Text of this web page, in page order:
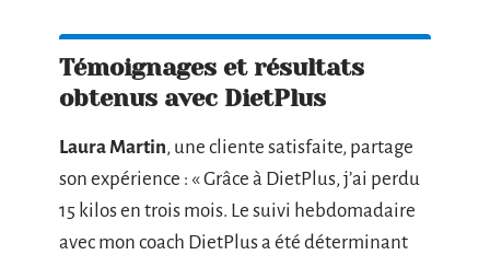
Témoignages et résultats
obtenus avec DietPlus
Laura Martin, une cliente satisfaite, partage
son expérience : « Grâce à DietPlus, j’ai perdu
15 kilos en trois mois. Le suivi hebdomadaire
avec mon coach DietPlus a été déterminant